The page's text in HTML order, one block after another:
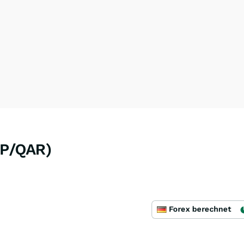
QAR)
Forex berechnet